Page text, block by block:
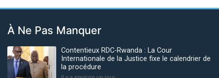
À Ne Pas Manquer
Contentieux RDC-Rwanda : La Cour
Internationale de la Justice fixe le calendrier de
la procédure